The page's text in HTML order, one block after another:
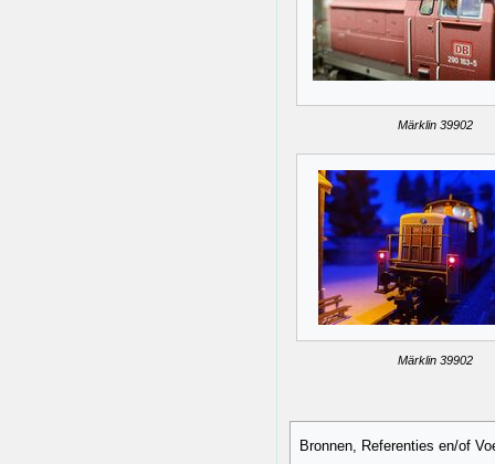
Märklin 39902
Märklin 39902
Bronnen, Referenties en/of